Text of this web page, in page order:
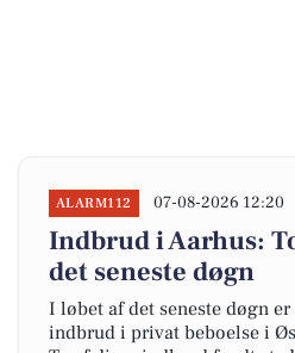
ALARM112 07-08-2026 12:20
Indbrud i Aarhus:
det seneste døgn
I løbet af det seneste døgn
indbrud i privat beboelse i